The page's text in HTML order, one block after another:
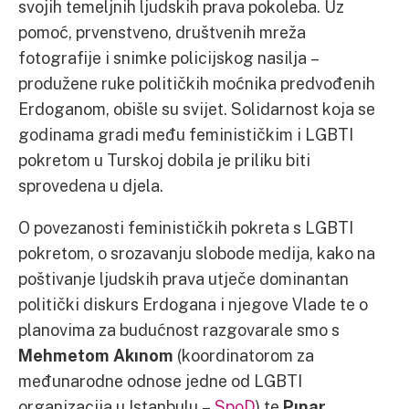
svojih temeljnih ljudskih prava pokoleba. Uz
pomoć, prvenstveno, društvenih mreža
fotografije i snimke policijskog nasilja –
produžene ruke političkih moćnika predvođenih
Erdoganom, obišle su svijet. Solidarnost koja se
godinama gradi među feminističkim i LGBTI
pokretom u Turskoj dobila je priliku biti
sprovedena u djela.
O povezanosti feminističkih pokreta s LGBTI
pokretom, o srozavanju slobode medija, kako na
poštivanje ljudskih prava utječe dominantan
politički diskurs Erdogana i njegove Vlade te o
planovima za budućnost razgovarale smo s
Mehmetom Akınom (koordinatorom za
međunarodne odnose jedne od LGBTI